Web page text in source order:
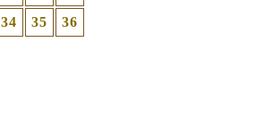
34 35
36